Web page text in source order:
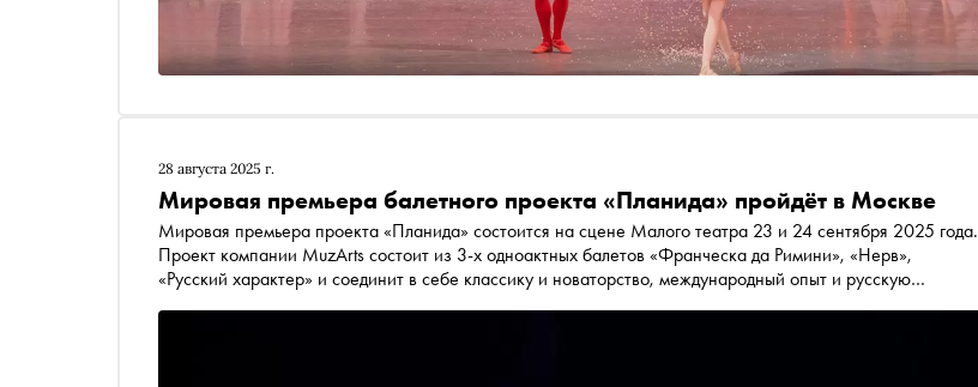
28 августа 2025 г.
Мировая премьера балетного проекта «Планида» пройдёт в Москве
Мировая премьера проекта «Планида» состоится на сцене Малого театра 23 и 24 сентября 2025 года.
Проект компании MuzArts состоит из 3-х одноактных балетов «Франческа да Римини», «Нерв»,
«Русский характер» и соединит в себе классику и новаторство, международный опыт и русскую